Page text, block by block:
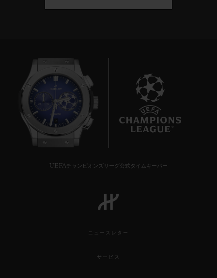
UEFAチャンピオンズリーグ公式タイムキーパー
ニュースレター
サービス